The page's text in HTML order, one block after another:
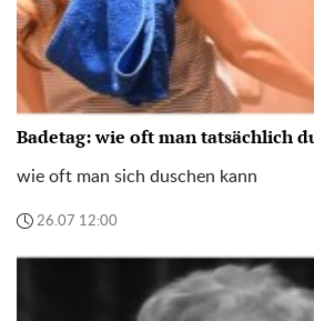
Badetag: wie oft man tatsächlich
wie oft man sich duschen kann
26.07 12:00